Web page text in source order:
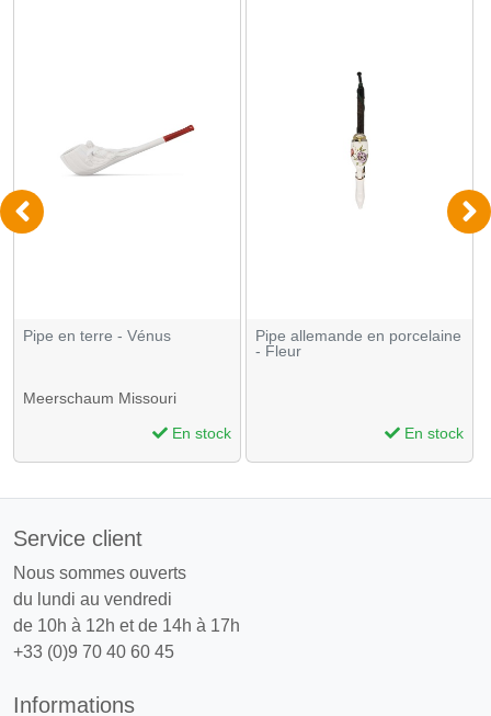
Pipe en terre - Vénus
Meerschaum Missouri
En stock
Pipe allemande en porcelaine
- Fleur
En stock
Service client
Nous sommes ouverts
du lundi au vendredi
de 10h à 12h et de 14h à 17h
+33 (0)9 70 40 60 45
Informations